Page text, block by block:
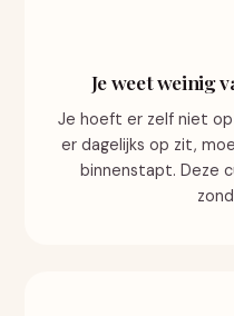
Je weet weinig
Je hoeft er zelf niet
er dagelijks op zit,
binnenstapt. Deze